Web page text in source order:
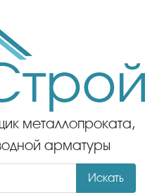
металлопроката,
арматуры
Искать